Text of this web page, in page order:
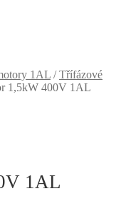
1AL /Třífázové
1,5kW 400V 1AL
1AL